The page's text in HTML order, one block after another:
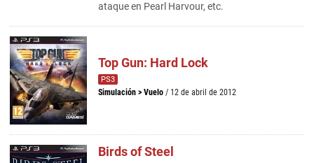
ataque en Pearl Harvour, etc.
Top Gun: Hard Lock
PS3
Simulación > Vuelo / 12 de abril de 2012
Birds of Steel